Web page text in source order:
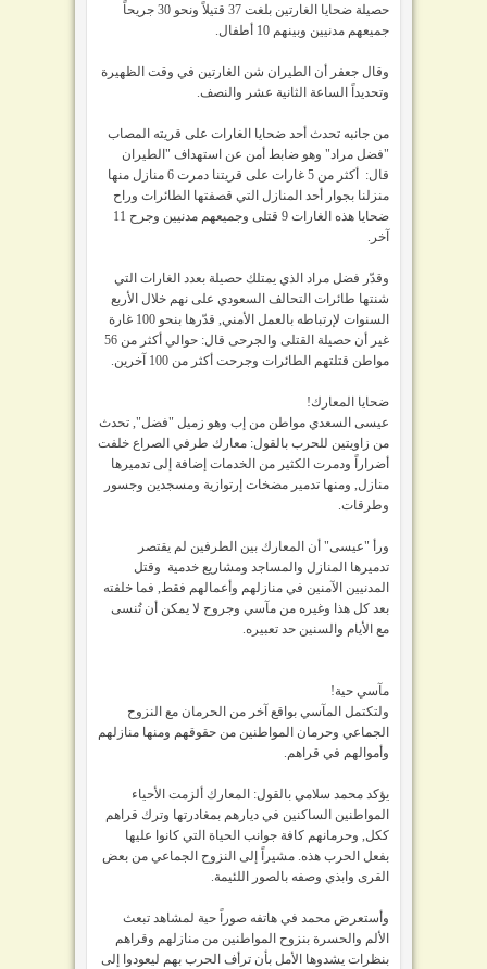
حصيلة ضحايا الغارتين بلغت 37 قتيلاً ونحو 30 جريحاً
جميعهم مدنيين وبينهم 10 أطفال.
وقال جعفر أن الطيران شن الغارتين في وقت الظهيرة
وتحديداً الساعة الثانية عشر والنصف.
من جانبه تحدث أحد ضحايا الغارات على قريته المصاب
"فضل مراد" وهو ضابط أمن عن استهداف "الطيران
قال: أكثر من 5 غارات على قريتنا دمرت 6 منازل منها
منزلنا بجوار أحد المنازل التي قصفتها الطائرات وراح
ضحايا هذه الغارات 9 قتلى وجميعهم مدنيين وجرح 11
آخر.
وقدّر فضل مراد الذي يمتلك حصيلة بعدد الغارات التي
شنتها طائرات التحالف السعودي على نهم خلال الأربع
السنوات لإرتباطه بالعمل الأمني, قدّرها بنحو 100 غارة
غير أن حصيلة القتلى والجرحى قال: حوالي أكثر من 56
مواطن قتلتهم الطائرات وجرحت أكثر من 100 آخرين.
ضحايا المعارك!
عيسى السعدي مواطن من إب وهو زميل "فضل", تحدث
من زاويتين للحرب بالقول: معارك طرفي الصراع خلفت
أضراراً ودمرت الكثير من الخدمات إضافة إلى تدميرها
منازل, ومنها تدمير مضخات إرتوازية ومسجدين وجسور
وطرقات.
ورأ "عيسى" أن المعارك بين الطرفين لم يقتصر
تدميرها المنازل والمساجد ومشاريع خدمية وقتل
المدنيين الآمنين في منازلهم وأعمالهم فقط, فما خلفته
بعد كل هذا وغيره من مآسي وجروح لا يمكن أن تُنسى
مع الأيام والسنين حد تعبيره.
مآسي حية!
ولتكتمل المآسي بواقع آخر من الحرمان مع النزوح
الجماعي وحرمان المواطنين من حقوقهم ومنها منازلهم
وأموالهم في قراهم.
يؤكد محمد سلامي بالقول: المعارك ألزمت الأحياء
المواطنين الساكنين في ديارهم بمغادرتها وترك قراهم
ككل, وحرمانهم كافة جوانب الحياة التي كانوا عليها
بفعل الحرب هذه. مشيراً إلى النزوح الجماعي من بعض
القرى وابذي وصفه بالصور اللئيمة.
وأستعرض محمد في هاتفه صوراً حية لمشاهد تبعث
الألم والحسرة بنزوح المواطنين من منازلهم وقراهم
بنظرات يشدوها الأمل بأن ترأف الحرب بهم ليعودوا إلى